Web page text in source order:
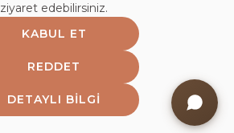
Çerez Politikası
Bilgi Toplumu Hizmetleri
Bayi Girişi
Web Bilgilendirme Yazısı
ziyaret edebilirsiniz.
KABUL ET
REDDET
DETAYLI BILGI